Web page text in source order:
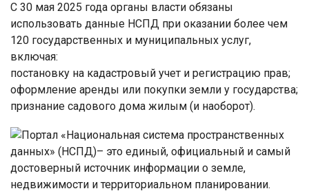
С 30 мая 2025 года органы власти обязаны
использовать данные НСПД при оказании более чем
120 государственных и муниципальных услуг,
включая:
постановку на кадастровый учет и регистрацию прав;
оформление аренды или покупки земли у государства;
признание садового дома жилым (и наоборот).